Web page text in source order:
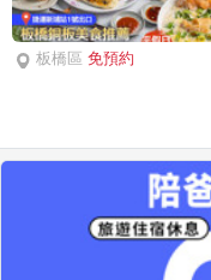
板橋區 免預約